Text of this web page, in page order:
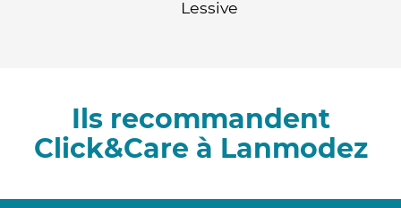
Lessive
Ils recommandent
Click&Care à Lanmodez